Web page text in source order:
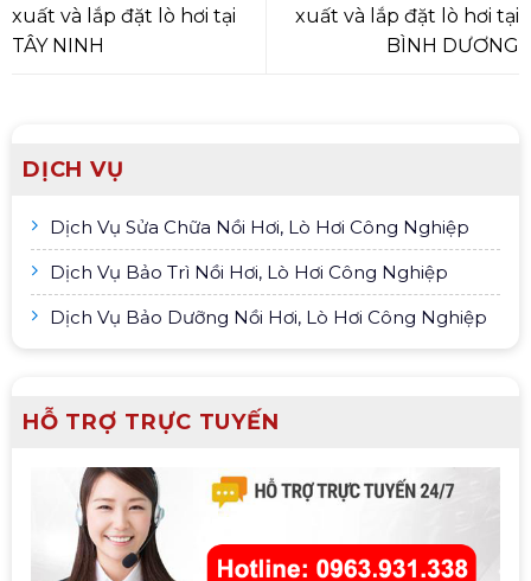
DỊCH VỤ
Dịch Vụ Sửa Chữa Nồi Hơi, Lò Hơi Công Nghiệp
Dịch Vụ Bảo Trì Nồi Hơi, Lò Hơi Công Nghiệp
Dịch Vụ Bảo Dưỡng Nồi Hơi, Lò Hơi Công Nghiệp
HỖ TRỢ TRỰC TUYẾN
xuất và lắp đặt lò hơi tại
TÂY NINH
xuất và lắp đặt lò hơi tại
BÌNH DƯƠNG